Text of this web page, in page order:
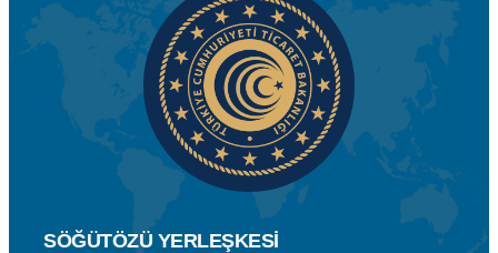
SÖĞÜTÖZÜ YERLEŞKESİ